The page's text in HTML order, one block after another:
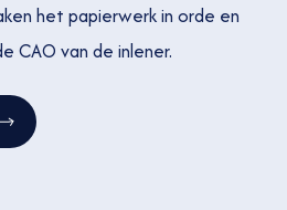
het papierwerk in orde en
CAO van de inlener.